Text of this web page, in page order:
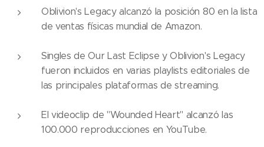
Oblivion's Legacy alcanzó la posición 80 en la lista
de ventas físicas mundial de Amazon.
Singles de Our Last Eclipse y Oblivion's Legacy
fueron incluidos en varias playlists editoriales de
las principales plataformas de streaming.
El videoclip de "Wounded Heart" alcanzó las
100.000 reproducciones en YouTube.